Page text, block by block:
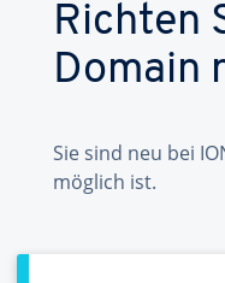
Richten
Domain
Sie sind neu bei
möglich ist.